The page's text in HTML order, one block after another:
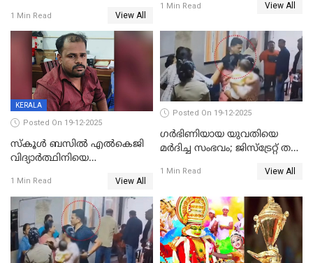
ക്രൂരകൊലപാതകത്തില്‍
സഹോദരിപുത്രന് ജീവപര്യന്തം
1 Min Read View All
നാൽപ്പതിലേറെ
റിപ്പോർട്ട്
1 Min Read View All
KERALA
Posted On 19-12-2025
സ്കൂൾ ബസിൽ എൽകെജി
വിദ്യാര്‍ത്ഥിനിയെ
ക്ലീനര്‍ പിടിയിൽ
1 Min Read View All
Posted On 19-12-2025
ഗര്‍ഭിണിയായ യുവതിയെ
മര്‍ദിച്ച സംഭവം; ജിസ്‌ട്രേറ്റ് തല
യുവതി
1 Min Read View All